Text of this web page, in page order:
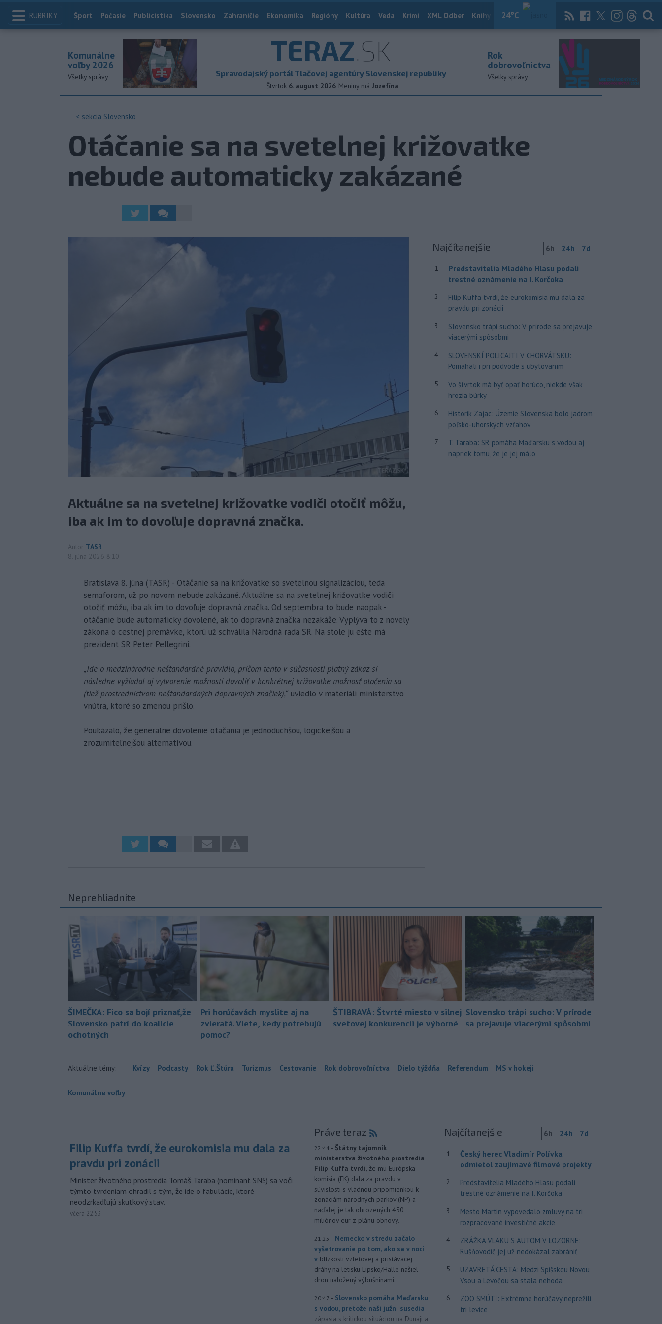
RUBRIKY 24°C
Index
Šport Počasie Publicistika Slovensko Zahraničie Ekonomika Regióny Kultúra Veda Krimi XML Odber Knihy Útulkovo Magazín News Now Archív
TERAZ.SK
Spravodajský portál Tlačovej agentúry Slovenskej republiky
Štvrtok 6. august 2026 Meniny má Jozefína
Komunálne
voľby 2026
Všetky správy
Rok
dobrovoľníctva
Všetky správy
< sekcia Slovensko
Otáčanie sa na svetelnej križovatke
nebude automaticky zakázané
Aktuálne sa na svetelnej križovatke vodiči otočiť môžu,
iba ak im to dovoľuje dopravná značka.
Autor TASR
8. júna 2026 8:10
Bratislava 8. júna (TASR) - Otáčanie sa na križovatke so svetelnou signalizáciou, teda
semaforom, už po novom nebude zakázané. Aktuálne sa na svetelnej križovatke vodiči
otočiť môžu, iba ak im to dovoľuje dopravná značka. Od septembra to bude naopak -
otáčanie bude automaticky dovolené, ak to dopravná značka nezakáže. Vyplýva to z novely
zákona o cestnej premávke, ktorú už schválila Národná rada SR. Na stole ju ešte má
prezident SR Peter Pellegrini.
„Ide o medzinárodne neštandardné pravidlo, pričom tento v súčasnosti platný zákaz si
následne vyžiadal aj vytvorenie možnosti dovoliť v konkrétnej križovatke možnosť otočenia sa
(tiež prostredníctvom neštandardných dopravných značiek),“ uviedlo v materiáli ministerstvo
vnútra, ktoré so zmenou prišlo.
Poukázalo, že generálne dovolenie otáčania je jednoduchšou, logickejšou a
zrozumiteľnejšou alternatívou.
Najčítanejšie 6h 24h 7d
1
Predstavitelia Mladého Hlasu podali
trestné oznámenie na I. Korčoka
2
Filip Kuffa tvrdí, že eurokomisia mu dala za
pravdu pri zonácii
3
Slovensko trápi sucho: V prírode sa prejavuje
viacerými spôsobmi
4
SLOVENSKÍ POLICAJTI V CHORVÁTSKU:
Pomáhali i pri podvode s ubytovaním
5
Vo štvrtok má byť opäť horúco, niekde však
hrozia búrky
6
Historik Zajac: Územie Slovenska bolo jadrom
poľsko-uhorských vzťahov
7
T. Taraba: SR pomáha Maďarsku s vodou aj
napriek tomu, že je jej málo
Neprehliadnite
ŠIMEČKA: Fico sa bojí priznať,že
Slovensko patrí do koalície
ochotných
Pri horúčavách myslite aj na
zvieratá. Viete, kedy potrebujú
pomoc?
ŠTIBRAVÁ: Štvrté miesto v silnej
svetovej konkurencii je výborné
Slovensko trápi sucho: V prírode
sa prejavuje viacerými spôsobmi
Aktuálne témy: Kvízy Podcasty Rok Ľ.Štúra Turizmus Cestovanie Rok dobrovoľníctva Dielo týždňa Referendum MS v hokeji
Komunálne voľby
Filip Kuffa tvrdí, že eurokomisia mu dala za
pravdu pri zonácii
Minister životného prostredia Tomáš Taraba (nominant SNS) sa voči
týmto tvrdeniam ohradil s tým, že ide o fabulácie, ktoré
neodzrkadľujú skutkový stav.
včera 22:53
Práve teraz
22:44 - Štátny tajomník
ministerstva životného prostredia
Filip Kuffa tvrdí, že mu Európska
komisia (EK) dala za pravdu v
súvislosti s vládnou pripomienkou k
zonáciám národných parkov (NP) a
naďalej je tak ohrozených 450
miliónov eur z plánu obnovy.
21:25 - Nemecko v stredu začalo
vyšetrovanie po tom, ako sa v noci
v blízkosti vzletovej a pristávacej
dráhy na letisku Lipsko/Halle našiel
dron naložený výbušninami.
20:47 - Slovensko pomáha Maďarsku
s vodou, pretože naši južní susedia
zápasia s kritickou situáciou na Dunaji a
Najčítanejšie 6h 24h 7d
1
Český herec Vladimír Polívka
odmietol zaujímavé filmové projekty
2
Predstavitelia Mladého Hlasu podali
trestné oznámenie na I. Korčoka
3
Mesto Martin vypovedalo zmluvy na tri
rozpracované investičné akcie
4
ZRÁŽKA VLAKU S AUTOM V LOZORNE:
Rušňovodič jej už nedokázal zabrániť
5
UZAVRETÁ CESTA: Medzi Spišskou Novou
Vsou a Levočou sa stala nehoda
6
ZOO SMÚTI: Extrémne horúčavy neprežili
tri levice